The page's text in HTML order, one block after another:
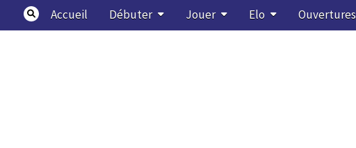
content
Accueil Débuter Jouer Elo Ouvertures